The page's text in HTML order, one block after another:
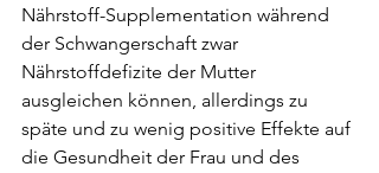
Nährstoff-Supplementation während
der Schwangerschaft zwar
Nährstoffdefizite der Mutter
ausgleichen können, allerdings zu
späte und zu wenig positive Effekte auf
die Gesundheit der Frau und des